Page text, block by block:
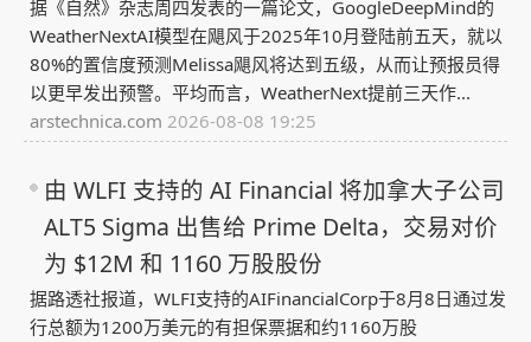
据《自然》杂志周四发表的一篇论文，GoogleDeepMind的
WeatherNextAI模型在飓风于2025年10月登陆前五天，就以
80%的置信度预测Melissa飓风将达到五级，从而让预报员得
以更早发出预警。平均而言，WeatherNext提前三天作...
arstechnica.com 2026-08-08 19:25
由 WLFI 支持的 AI Financial 将加拿大子公司
ALT5 Sigma 出售给 Prime Delta，交易对价
为 $12M 和 1160 万股股份
据路透社报道，WLFI支持的AIFinancialCorp于8月8日通过发
行总额为1200万美元的有担保票据和约1160万股